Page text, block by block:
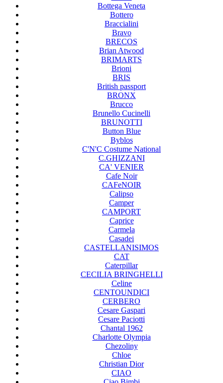
Bottega Veneta
Bottero
Braccialini
Bravo
BRECOS
Brian Atwood
BRIMARTS
Brioni
BRIS
British passport
BRONX
Brucco
Brunello Cucinelli
BRUNOTTI
Button Blue
Byblos
C'N'C Costume National
C.GHIZZANI
CA' VENIER
Cafe Noir
CAFeNOIR
Calipso
Camper
CAMPORT
Caprice
Carmela
Casadei
CASTELLANISIMOS
CAT
Caterpillar
CECILIA BRINGHELLI
Celine
CENTOUNDICI
CERBERO
Cesare Gaspari
Cesare Paciotti
Chantal 1962
Charlotte Olympia
Chezoliny
Chloe
Christian Dior
CIAO